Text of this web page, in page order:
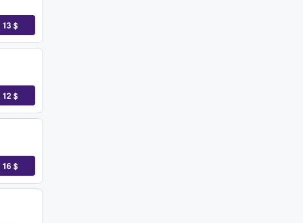
13 $
12 $
16 $